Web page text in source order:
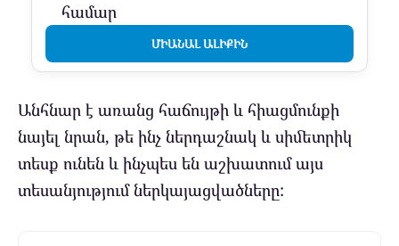
համար
ՄԻԱՆԱԼ ԱԼԻՔԻՆ
Անհնար է առանց հաճույթի և հիացմունքի
նայել նրան, թե ինչ ներդաշնակ և սիմետրիկ
տեսք ունեն և ինչպես են աշխատում այս
տեսանյությում ներկայացվածները: